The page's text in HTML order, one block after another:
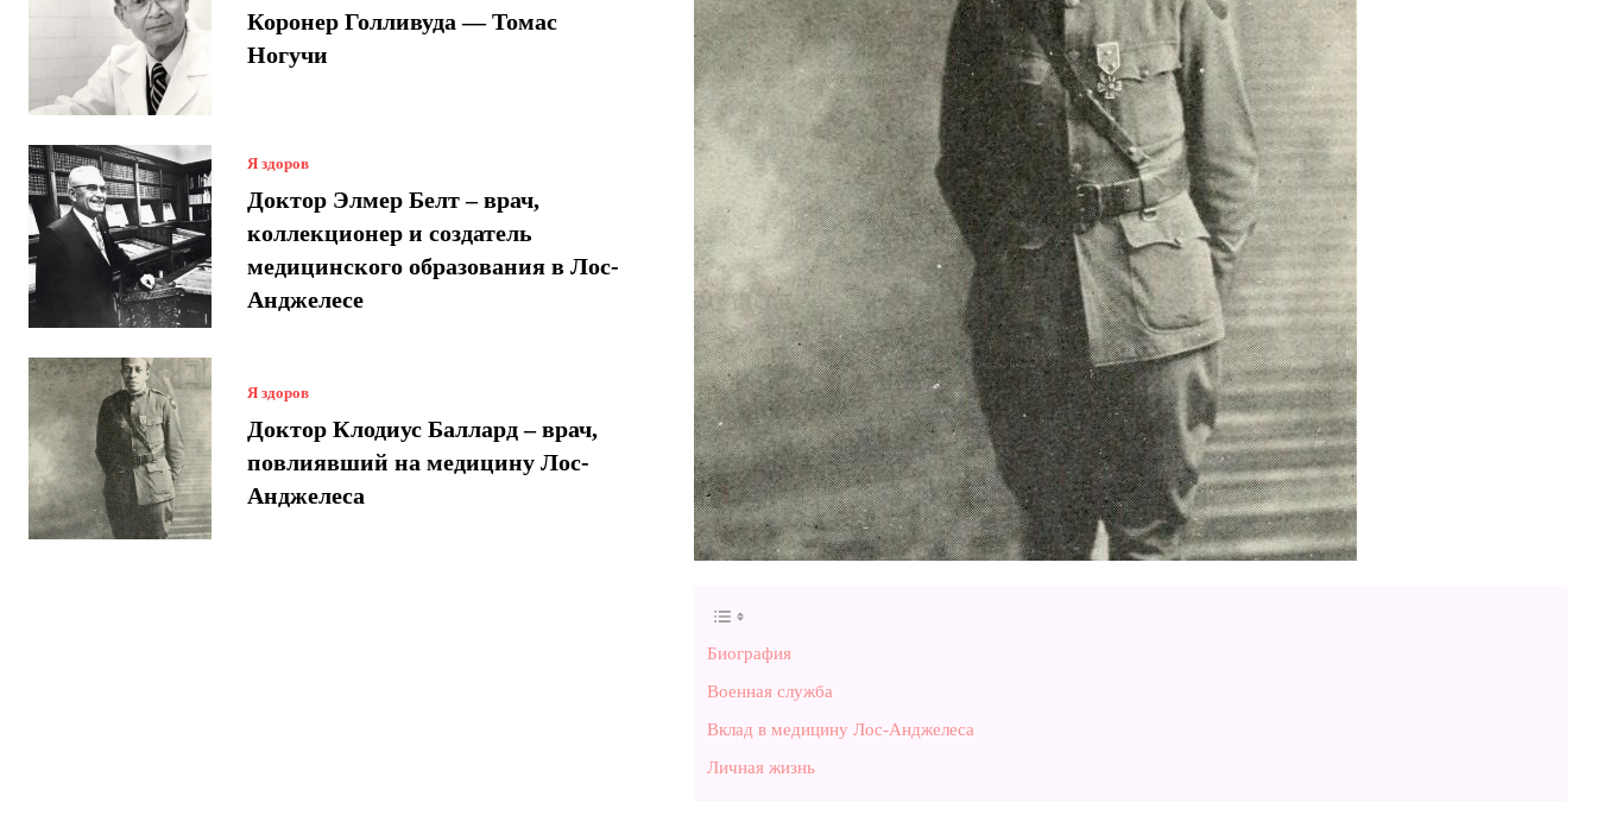
Коронер Голливуда — Томас
Ногучи
Я здоров
Доктор Элмер Белт – врач,
коллекционер и создатель
медицинского образования в Лос-
Анджелесе
Я здоров
Доктор Клодиус Баллард – врач,
повлиявший на медицину Лос-
Анджелеса
Биография
Военная служба
Вклад в медицину Лос-Анджелеса
Личная жизнь